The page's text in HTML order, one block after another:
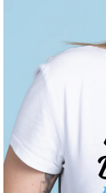
hviezdičiek.